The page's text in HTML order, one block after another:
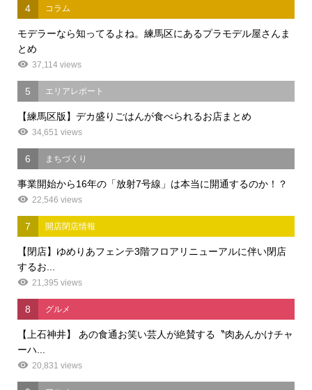
4 コラム
モデラーなら知ってるよね。練馬区にあるプラモデル屋さんま
とめ
37,114 views
5 エリアレポート
【練馬区版】デカ盛りごはんが食べられるお店まとめ
34,651 views
6 まちづくり
事業開始から16年の「放射7号線」は本当に開通するのか！？
22,546 views
7 開店閉店情報
【閉店】ゆめりあフェンテ3階フロアリニューアルに伴い閉店
するお...
21,395 views
8 グルメ
【上石神井】 あの食通お笑い芸人が絶賛する〝肉あんかけチャ
ーハ...
20,831 views